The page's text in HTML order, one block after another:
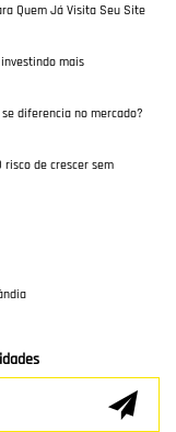
Quem Já Visita Seu Site
mais
diferencia no mercado?
risco de crescer sem